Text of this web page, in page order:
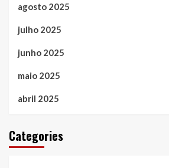
agosto 2025
julho 2025
junho 2025
maio 2025
abril 2025
Categories